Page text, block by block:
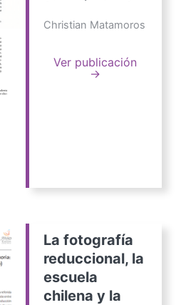
Christian Matamoros
Ver publicación
→
La fotografía
reduccional, la
escuela
chilena y la